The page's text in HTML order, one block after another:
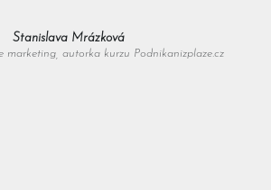
Stanislava Mrázková
marketing, autorka kurzu Podnikanizplaze.cz